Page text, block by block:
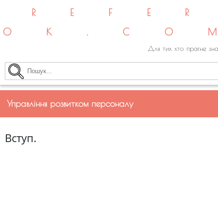
Для тих хто прагне
Управління розвитком персоналу
Вступ.